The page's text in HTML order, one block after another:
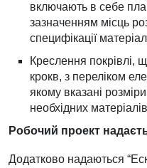
включають в себе
зазначенням місць
специфікації
Креслення покрівлі,
крокв, з переліком
якому вказані
необхідних
Робочий проект
Додатково надаються